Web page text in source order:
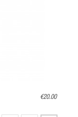
€20.00